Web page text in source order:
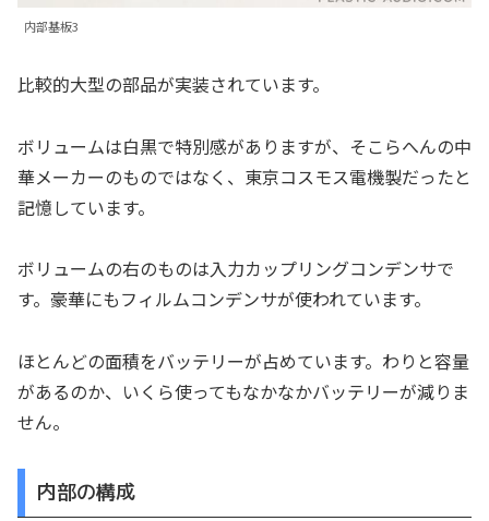
内部基板3
比較的大型の部品が実装されています。
ボリュームは白黒で特別感がありますが、そこらへんの中
華メーカーのものではなく、東京コスモス電機製だったと
記憶しています。
ボリュームの右のものは入力カップリングコンデンサで
す。豪華にもフィルムコンデンサが使われています。
ほとんどの面積をバッテリーが占めています。わりと容量
があるのか、いくら使ってもなかなかバッテリーが減りま
せん。
内部の構成